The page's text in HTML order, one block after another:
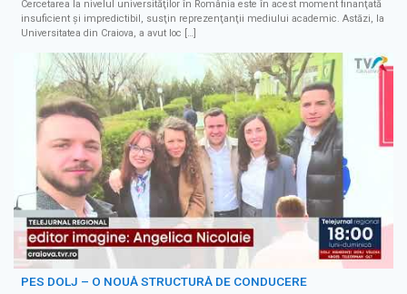
Cercetarea la nivelul universităţilor în România este în acest moment finanţată
insuficient şi impredictibil, susţin reprezenţanţii mediului academic. Astăzi, la
Universitatea din Craiova, a avut loc […]
PES DOLJ – O NOUĂ STRUCTURĂ DE CONDUCERE